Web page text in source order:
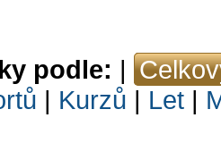
podle: |
| Kurzů | Let |